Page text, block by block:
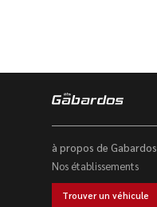
à propos de Gabardos
Nos établissements
Trouver un véhicule